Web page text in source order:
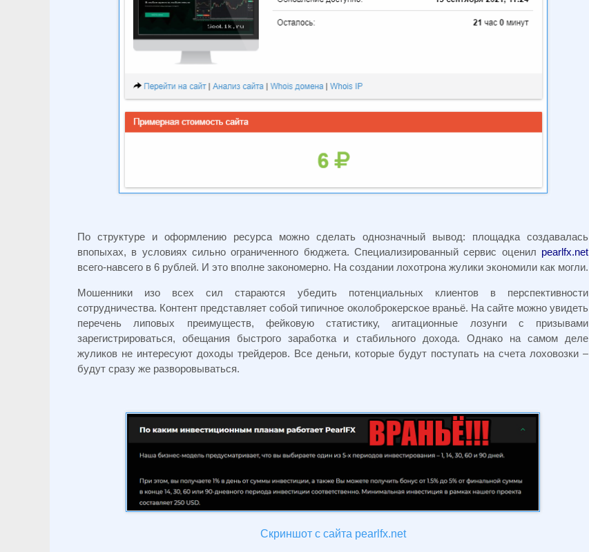
По структуре и оформлению ресурса можно сделать однозначный вывод: площадка создавалась
впопыхах, в условиях сильно ограниченного бюджета. Специализированный сервис оценил pearlfx.net
всего-навсего в 6 рублей. И это вполне закономерно. На создании лохотрона жулики экономили как могли.
Мошенники изо всех сил стараются убедить потенциальных клиентов в перспективности
сотрудничества. Контент представляет собой типичное околоброкерское враньё. На сайте можно увидеть
перечень липовых преимуществ, фейковую статистику, агитационные лозунги с призывами
зарегистрироваться, обещания быстрого заработка и стабильного дохода. Однако на самом деле
жуликов не интересуют доходы трейдеров. Все деньги, которые будут поступать на счета лоховозки –
будут сразу же разворовываться.
Скриншот с сайта pearlfx.net